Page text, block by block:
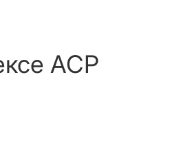
АСР